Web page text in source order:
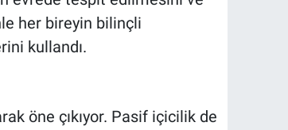
her bireyin bilinçli
kullandı.
öne çıkıyor. Pasif içicilik de